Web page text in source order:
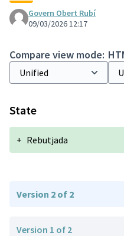
Govern Obert Rubí
09/03/2026 12:17
Compare view mode:
State
+ Rebutjada
Version 2 of 2
Version 1 of 2